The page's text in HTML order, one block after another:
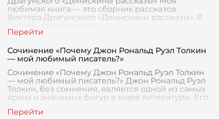
любимая книга — это сборник рассказов
Виктора Драгунского «Денискины рассказы». Я
Сочинение «Почему Джон Рональд Руэл Толкин
— мой любимый писатель?»
Сочинение «Почему Джон Рональд Руэл Толкин
— мой любимый писатель?» Джон Рональд Руэл
Толкин, без сомнения, является одной из самых
ярких и значимых фигур в мире литературы. Его